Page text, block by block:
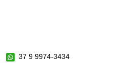
37 9 9974-3434